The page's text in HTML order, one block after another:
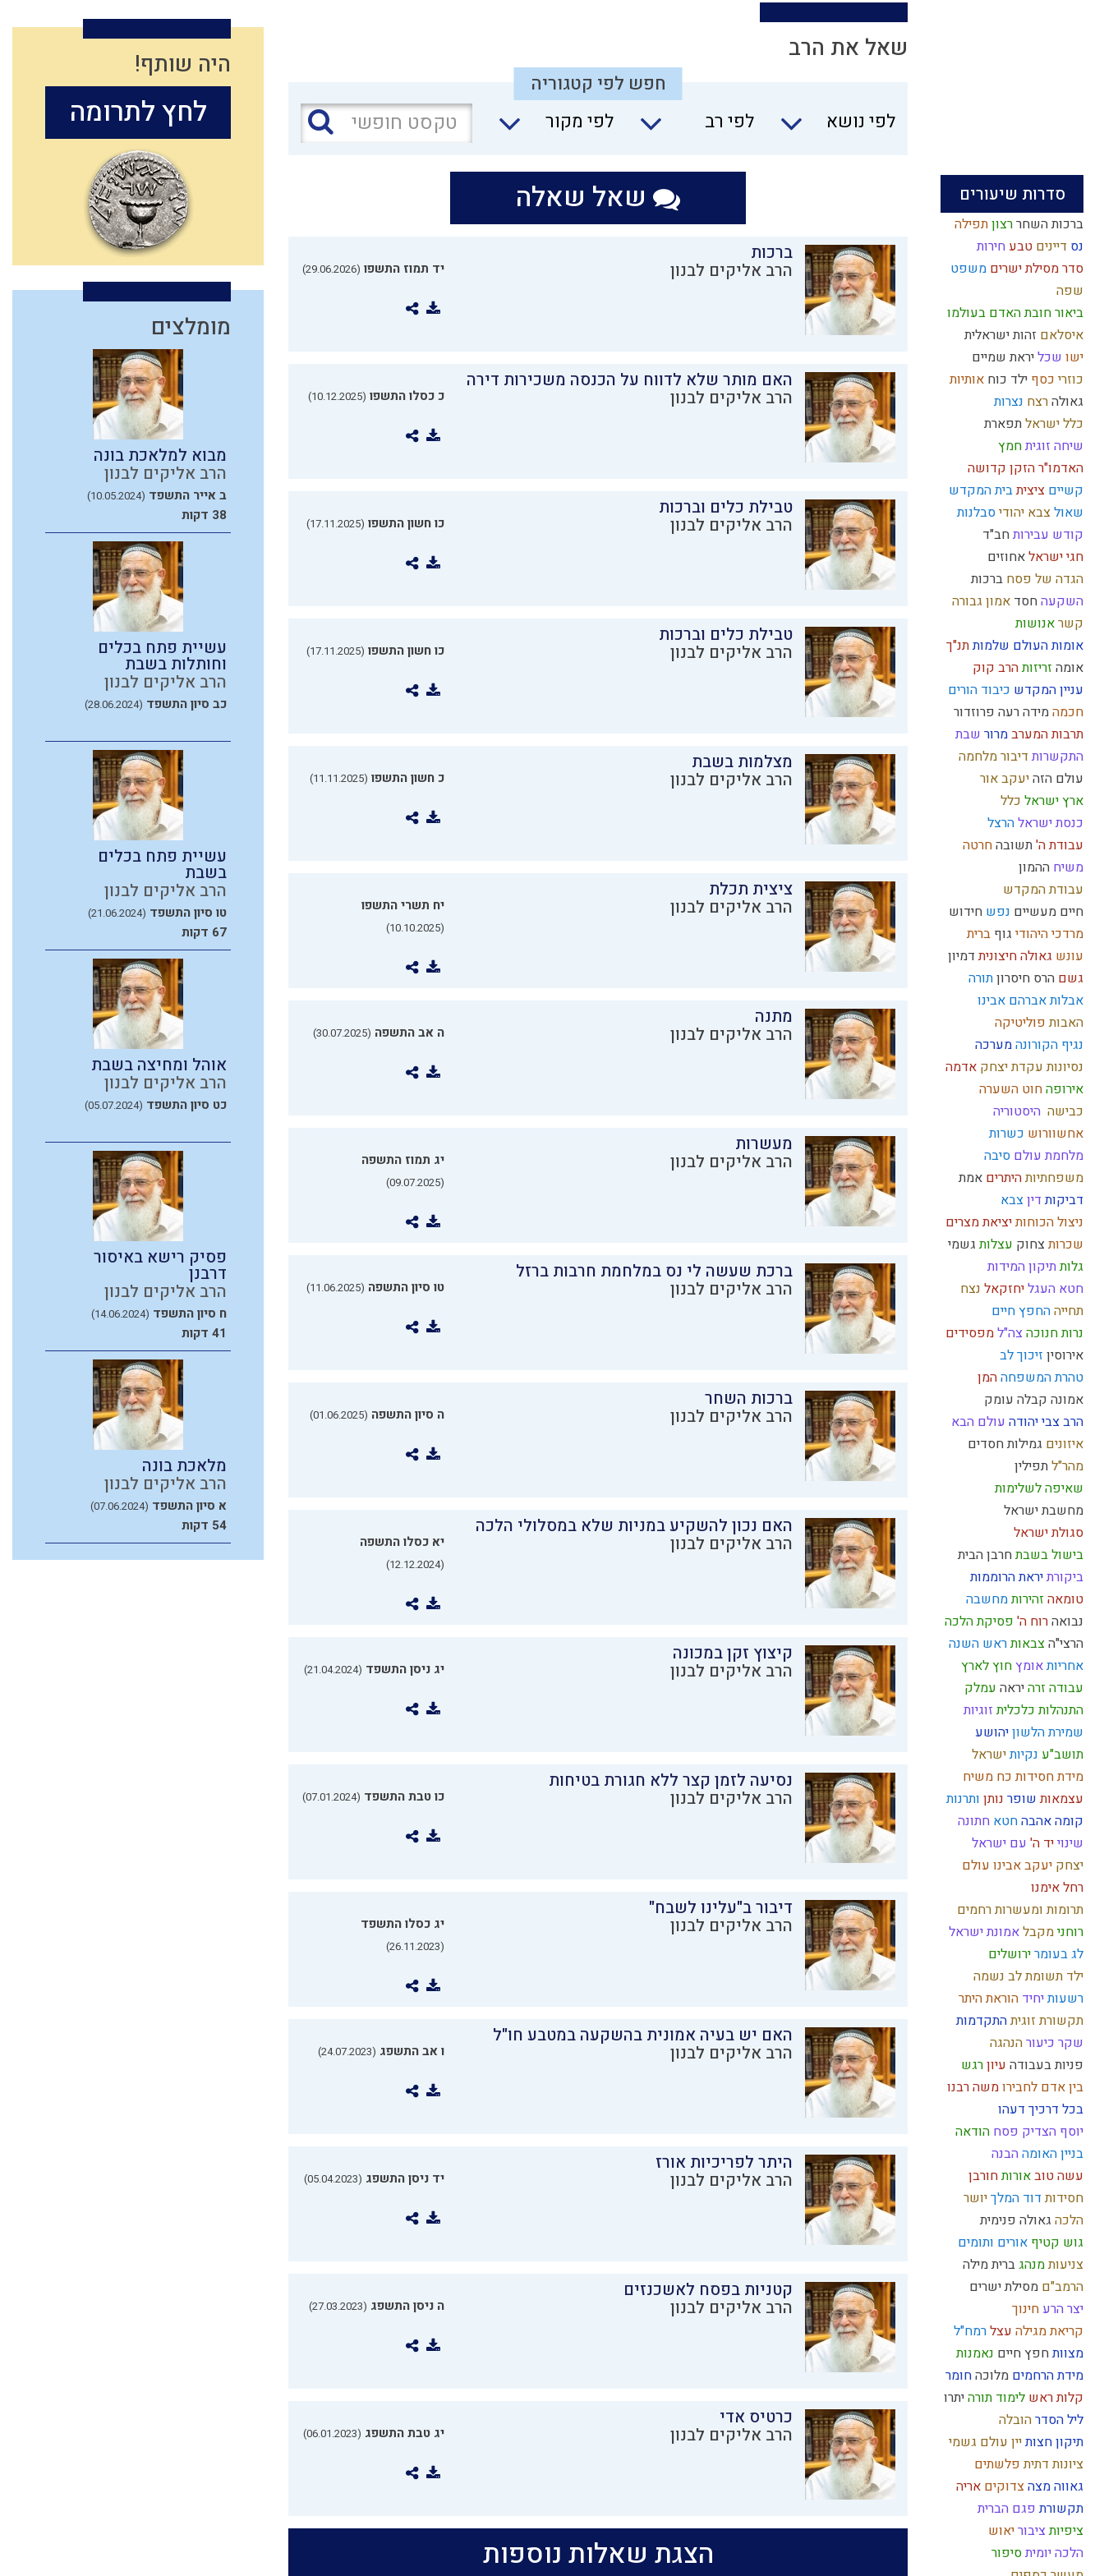
סדרות שיעורים
ברכות השחררצוןתפילה
נס דיינים טבע חירות
סדר מסילת ישרים משפט
שפה
ביאור חובת האדם בעולמו
איסלאם זהות ישראלית
ישו שכליראת שמיים
כוזרי כסף ילד כוח אותיות
גאולהרצח נצרות
כלל ישראלתפארת
שיחה זוגיתחמץ
האדמו"ר הזקן קדושה
קשיים ציציתבית המקדש
שאולצבא יהודיסבלנות
קודש עבירותחב"ד
חגי ישראלאחוזים
הגדה של פסח ברכות
השקעהחסד אמון גבורה
קשראנושות
אומות העולם שלמותתנ"ך
אומה זריזותהרב קוק
עניין המקדש כיבוד הורים
חכמהמידה רעה פרוזדור
תרבות המערבמרור שבת
התקשרות דיבורמלחמה
עולם הזהיעקבאור
ארץ ישראל כלל
כנסת ישראלהרצל
עבודת ה'תשובהחרטה
משיח ההמון
עבודת המקדש
חיים מעשיים נפש חידוש
מרדכי היהודי גוף ברית
עונש גאולה חיצוניתדמיון
גשם הרס חיסרוןתורה
אבלותאברהם אבינו
האבותפוליטיקה
נגיף הקורונהמערכה
נסיונותעקדת יצחק אדמה
אירופהחוט השערה
כבישה היסטוריה
אחשוורוש כשרות
מלחמת עולם סיבה
משפחתיותהיתרים אמת
דביקותדיןצבא
ניצול הכוחותיציאת מצרים
שכרותצחוק עצלותגשמי
גלותתיקון המידות
חטא העגליחזקאל נצח
תחייההחפץ חיים
נרות חנוכה צה"למפסידים
אירוסין זיכוךלב
טהרת המשפחההמן
אמונה קבלה עומק
הרב צבי יהודה עולם הבא
איזונים גמילות חסדים
מהר"לתפילין
שאיפה לשלימות
מחשבת ישראל
סגולת ישראל
בישול בשבתחרבן הבית
ביקורתיראת הרוממות
טומאה זהירותמחשבה
נבואהרוח ה' פסיקת הלכה
הרצי"הצבאותראש השנה
אחריותאומץחוץ לארץ
עבודה זרהיראה עמלק
התנהלות כלכליתזוגיות
שמירת הלשוןיהושע
תושב"ע נקיותישראל
מידת חסידותכח משיח
עצמאותשופר נותן ותרנות
קומהאהבהחטא חתונה
שינוייד ה' עם ישראל
יצחק יעקב אבינו עולם
רחל אימנו
תרומות ומעשרותרחמים
רוחנימקבלאמונת ישראל
לג בעומרירושלים
ילד תשומת לב נשמה
רשעותיחיד הוראת היתר
תקשורת זוגיתהתקדמות
שקר כיעורהנהגה
פניות בעבודה עיוןרגש
בין אדם לחבירומשה רבנו
בכל דרכיך דעהו
יוסף הצדיק פסח הודאה
בניין האומה הבנה
עשה טובאורותחורבן
חסידותדוד המלךיושר
הלכה גאולה פנימית
גוש קטיף אורים ותומים
צניעותמנהגברית מילה
הרמב"ם מסילת ישרים
יצר הרע חינוך
קריאת מגילה עצלרמח"ל
מצוותחפץ חיים נאמנות
מידת הרחמים מלוכהחומר
קלות ראש לימוד תורהיתרו
ליל הסדרהובלה
תיקון חצותיין עולם גשמי
ציונות דתיתפלשתים
גאווהמצהצדוקים אריה
תקשורת פגם הברית
ציפיותציבוריאוש
הלכה יומיתסיפור
שאל את הרב
חפש לפי קטגוריה
לפי נושא
לפי רב לפי מקור
שאל שאלה
ברכות
הרב אליקים לבנון יד תמוז התשפו (29.06.2026)
האם מותר שלא לדווח על הכנסה משכירות דירה
הרב אליקים לבנון כ כסלו התשפו (10.12.2025)
טבילת כלים וברכות
הרב אליקים לבנון כו חשון התשפו (17.11.2025)
טבילת כלים וברכות
הרב אליקים לבנון כו חשון התשפו (17.11.2025)
מצלמות בשבת
הרב אליקים לבנון כ חשון התשפו (11.11.2025)
ציצית תכלת
הרב אליקים לבנון יח תשרי התשפו
(10.10.2025)
מתנה
הרב אליקים לבנון ה אב התשפה (30.07.2025)
מעשרות
הרב אליקים לבנון יג תמוז התשפה
(09.07.2025)
ברכת שעשה לי נס במלחמת חרבות ברזל
הרב אליקים לבנון טו סיון התשפה (11.06.2025)
ברכות השחר
הרב אליקים לבנון ה סיון התשפה (01.06.2025)
האם נכון להשקיע במניות שלא במסלולי הלכה
הרב אליקים לבנון יא כסלו התשפה
(12.12.2024)
קיצוץ זקן במכונה
הרב אליקים לבנון יג ניסן התשפד (21.04.2024)
נסיעה לזמן קצר ללא חגורת בטיחות
הרב אליקים לבנון כו טבת התשפד (07.01.2024)
דיבור ב"עלינו לשבח"
הרב אליקים לבנון יג כסלו התשפד
(26.11.2023)
האם יש בעיה אמונית בהשקעה במטבע חו"ל
הרב אליקים לבנון ו אב התשפג (24.07.2023)
היתר לפריכיות אורז
הרב אליקים לבנון יד ניסן התשפג (05.04.2023)
קטניות בפסח לאשכנזים
הרב אליקים לבנון ה ניסן התשפג (27.03.2023)
כרטיס אדי
הרב אליקים לבנון יג טבת התשפג (06.01.2023)
הצגת שאלות נוספות
היה שותף!
לחץ לתרומה
מומלצים
מבוא למלאכת בונה
הרב אליקים לבנון
ב אייר התשפד (10.05.2024)
38 דקות
עשיית פתח בכלים
וחותלות בשבת
הרב אליקים לבנון
כב סיון התשפד (28.06.2024)
עשיית פתח בכלים
בשבת
הרב אליקים לבנון
טו סיון התשפד (21.06.2024)
67 דקות
אוהל ומחיצה בשבת
הרב אליקים לבנון
כט סיון התשפד (05.07.2024)
פסיק רישא באיסור
דרבנן
הרב אליקים לבנון
ח סיון התשפד (14.06.2024)
41 דקות
מלאכת בונה
הרב אליקים לבנון
א סיון התשפד (07.06.2024)
54 דקות